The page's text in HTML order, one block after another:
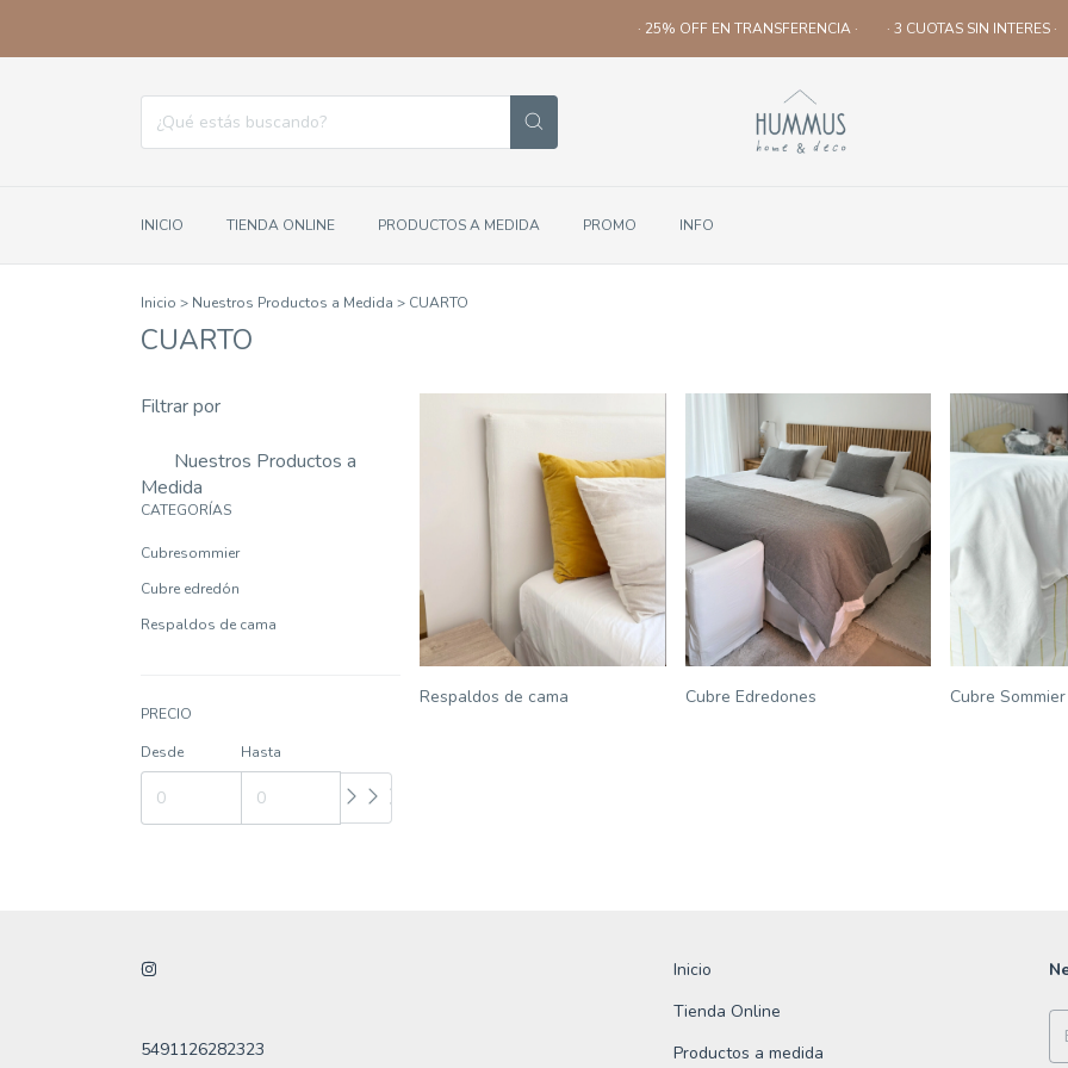
· 25% OFF EN TRANSFERENCIA · · 3 CUOTAS SIN INTERES ·
INICIO TIENDA ONLINE PRODUCTOS A MEDIDA PROMO INFO
Inicio > Nuestros Productos a Medida > CUARTO
CUARTO
Filtrar por
Nuestros Productos a
Medida
CATEGORÍAS
Cubresommier
Cubre edredón
Respaldos de cama
PRECIO
Desde
Hasta
Respaldos de cama Cubre Edredones Cubre Sommier
5491126282323
Inicio
Tienda Online
Productos a medida